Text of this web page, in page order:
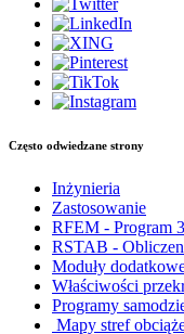
Często odwiedzane strony
Inżynieria
Zastosowanie
RFEM - Program
RSTAB -
Moduły
Właściwości
Programy
Mapy stref